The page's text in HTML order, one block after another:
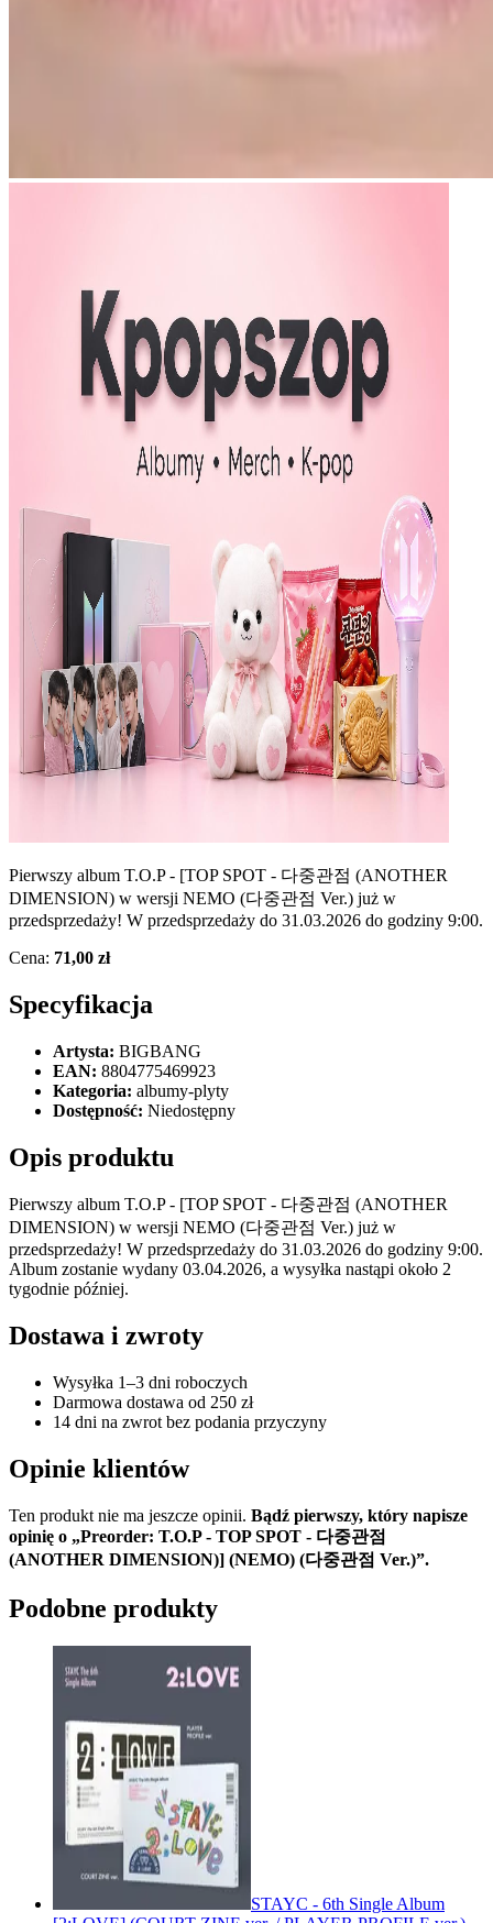
Pierwszy album T.O.P - [TOP SPOT - 다중관점 (ANOTHER
DIMENSION) w wersji NEMO (다중관점 Ver.) już w
przedsprzedaży! W przedsprzedaży do 31.03.2026 do godziny 9:00.
Cena: 71,00 zł
Specyfikacja
Artysta: BIGBANG
EAN: 8804775469923
Kategoria: albumy-plyty
Dostępność: Niedostępny
Opis produktu
Pierwszy album T.O.P - [TOP SPOT - 다중관점 (ANOTHER
DIMENSION) w wersji NEMO (다중관점 Ver.) już w
przedsprzedaży! W przedsprzedaży do 31.03.2026 do godziny 9:00.
Album zostanie wydany 03.04.2026, a wysyłka nastąpi około 2
tygodnie później.
Dostawa i zwroty
Wysyłka 1–3 dni roboczych
Darmowa dostawa od 250 zł
14 dni na zwrot bez podania przyczyny
Opinie klientów
Ten produkt nie ma jeszcze opinii. Bądź pierwszy, który napisze
opinię o „Preorder: T.O.P - TOP SPOT - 다중관점
(ANOTHER DIMENSION)] (NEMO) (다중관점 Ver.)”.
Podobne produkty
STAYC - 6th Single Album